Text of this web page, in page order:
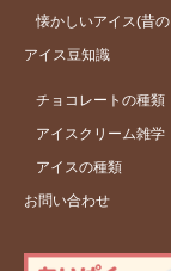
懐かしいアイス(昔
アイス豆知識
チョコレートの種類
アイスクリーム雑学
アイスの種類
お問い合わせ